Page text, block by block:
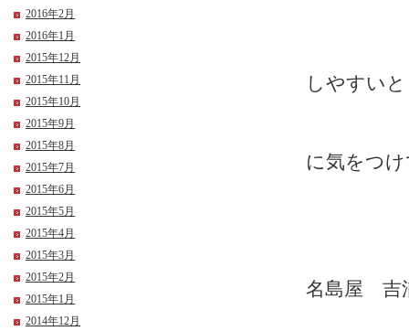
しやすい
に気をつ
名島屋 吉
2016年2月
2016年1月
2015年12月
2015年11月
2015年10月
2015年9月
2015年8月
2015年7月
2015年6月
2015年5月
2015年4月
2015年3月
2015年2月
2015年1月
2014年12月